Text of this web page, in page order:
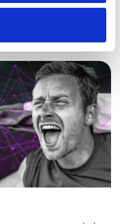
22/11/2021
la investigación